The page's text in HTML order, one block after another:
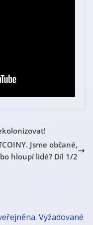
Jsme občané,
hloupí lidé? Díl 1/2
Vyžadované